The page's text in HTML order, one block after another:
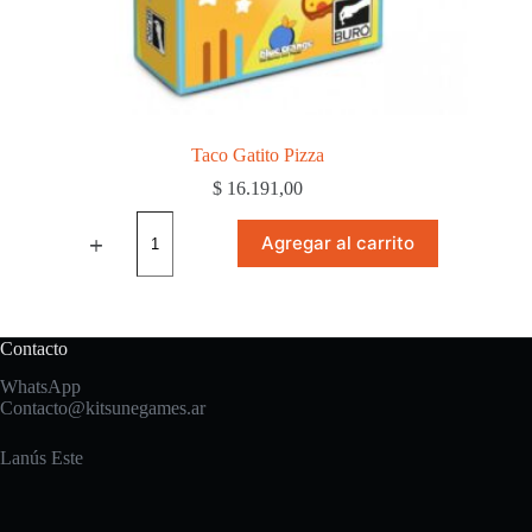
Taco Gatito Pizza
$ 16.191,00
Gatito
cantidad
Agregar al carrito
Contacto
WhatsApp
Contacto@kitsunegames.ar
Lanús Este